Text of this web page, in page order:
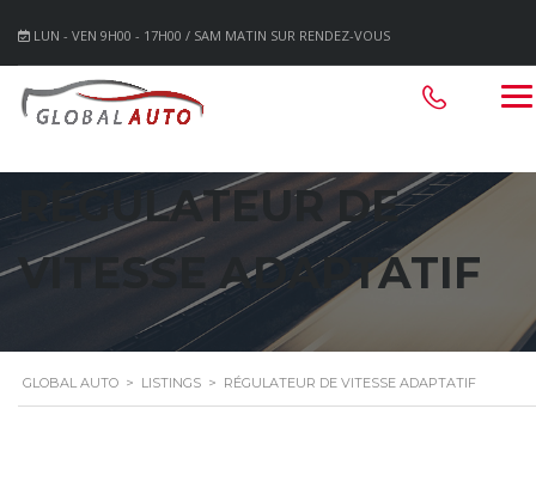
LUN - VEN 9H00 - 17H00 / SAM MATIN SUR RENDEZ-VOUS
RÉGULATEUR DE
VITESSE ADAPTATIF
GLOBAL AUTO > LISTINGS > RÉGULATEUR DE VITESSE ADAPTATIF